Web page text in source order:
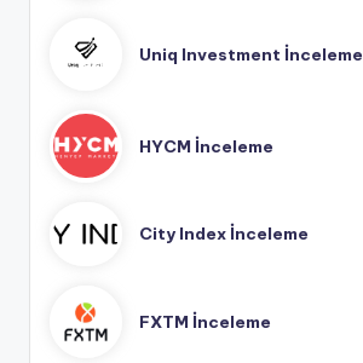
Uniq Investment İnceleme
HYCM İnceleme
City Index İnceleme
FXTM İnceleme